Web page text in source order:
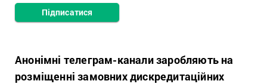
Підписатися
Анонімні телеграм-канали заробляють на
розміщенні замовних дискредитаційних